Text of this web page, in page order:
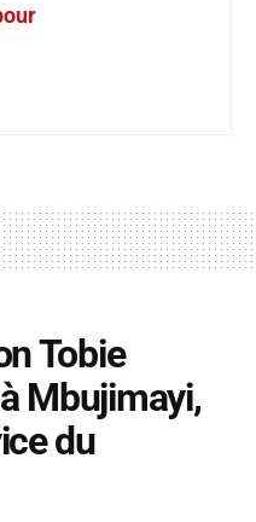
Tobie
Mbujimayi,
du